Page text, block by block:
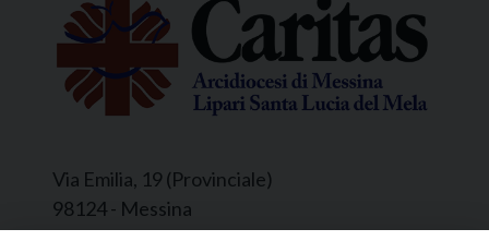
Via Emilia, 19 (Provinciale)
98124 - Messina